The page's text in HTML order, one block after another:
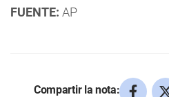
FUENTE: AP
Compartir la nota: